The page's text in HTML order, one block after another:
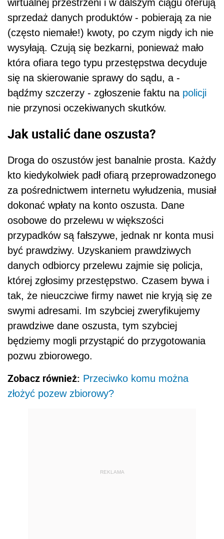
wirtualnej przestrzeni i w dalszym ciągu oferują
sprzedaż danych produktów - pobierają za nie
(często niemałe!) kwoty, po czym nigdy ich nie
wysyłają. Czują się bezkarni, ponieważ mało
która ofiara tego typu przestępstwa decyduje
się na skierowanie sprawy do sądu, a -
bądźmy szczerzy - zgłoszenie faktu na policji
nie przynosi oczekiwanych skutków.
Jak ustalić dane oszusta?
Droga do oszustów jest banalnie prosta. Każdy
kto kiedykolwiek padł ofiarą przeprowadzonego
za pośrednictwem internetu wyłudzenia, musiał
dokonać wpłaty na konto oszusta. Dane
osobowe do przelewu w większości
przypadków są fałszywe, jednak nr konta musi
być prawdziwy. Uzyskaniem prawdziwych
danych odbiorcy przelewu zajmie się policja,
której zgłosimy przestępstwo. Czasem bywa i
tak, że nieuczciwe firmy nawet nie kryją się ze
swymi adresami. Im szybciej zweryfikujemy
prawdziwe dane oszusta, tym szybciej
będziemy mogli przystąpić do przygotowania
pozwu zbiorowego.
Zobacz również: Przeciwko komu można
złożyć pozew zbiorowy?
REKLAMA